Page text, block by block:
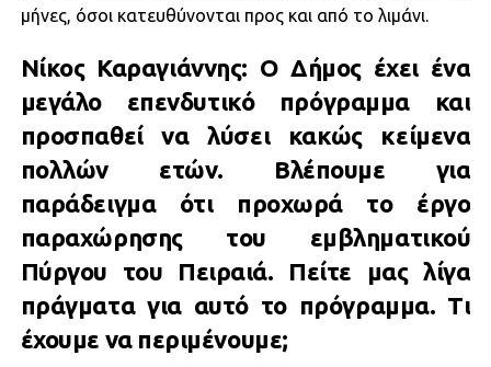
μήνες, όσοι κατευθύνονται προς και από το λιμάνι.
Νίκος Καραγιάννης: Ο Δήμος έχει ένα
μεγάλο επενδυτικό πρόγραμμα και
προσπαθεί να λύσει κακώς κείμενα
πολλών ετών. Βλέπουμε για
παράδειγμα ότι προχωρά το έργο
παραχώρησης του εμβληματικού
Πύργου του Πειραιά. Πείτε μας λίγα
πράγματα για αυτό το πρόγραμμα. Τι
έχουμε να περιμένουμε;